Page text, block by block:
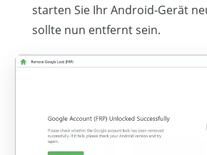
starten Sie Ihr Android-Gerät
sollte nun entfernt sein.